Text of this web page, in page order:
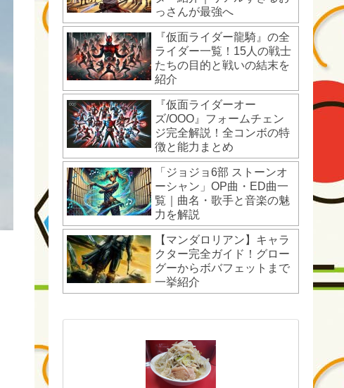
っさんが最強へ
『仮面ライダー龍騎』の全
ライダー一覧！15人の戦士
たちの目的と戦いの結末を
紹介
『仮面ライダーオー
ズ/OOO』フォームチェン
ジ完全解説！全コンボの特
徴と能力まとめ
「ジョジョ6部 ストーンオ
ーシャン」OP曲・ED曲一
覧｜曲名・歌手と音楽の魅
力を解説
【マンダロリアン】キャラ
クター完全ガイド！グロー
グーからボバフェットまで
一挙紹介